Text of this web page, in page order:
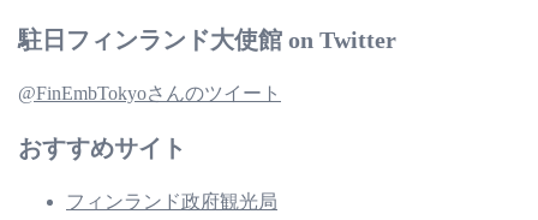
駐日フィンランド大使館 on Twitter
@FinEmbTokyoさんのツイート
おすすめサイト
フィンランド政府観光局